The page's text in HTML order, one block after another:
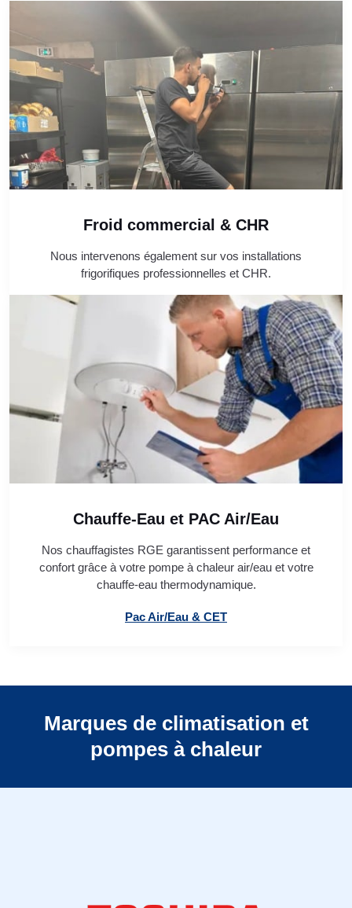
Froid commercial & CHR
Nous intervenons également sur vos installations
frigorifiques professionnelles et CHR.
Chauffe-Eau et PAC Air/Eau
Nos chauffagistes RGE garantissent performance et
confort grâce à votre pompe à chaleur air/eau et votre
chauffe-eau thermodynamique.
Pac Air/Eau & CET
Marques de climatisation et
pompes à chaleur